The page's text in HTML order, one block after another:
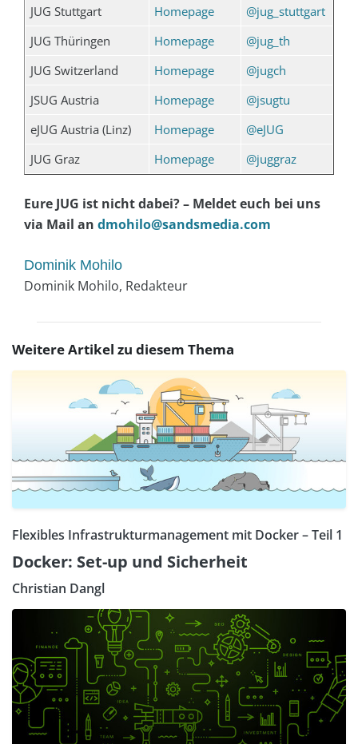
JUG Stuttgart
Homepage
@jug_stuttgart
JUG Thüringen
Homepage
@jug_th
JUG Switzerland
Homepage
@jugch
JSUG Austria
Homepage
@jsugtu
eJUG Austria (Linz)
Homepage
@eJUG
JUG Graz
Homepage @juggraz
Eure JUG ist nicht dabei? – Meldet euch bei uns
via Mail an dmohilo@sandsmedia.com
Dominik Mohilo
Dominik Mohilo, Redakteur
Weitere Artikel zu diesem Thema
Flexibles Infrastrukturmanagement mit Docker – Teil 1
Docker: Set-up und Sicherheit
Christian Dangl